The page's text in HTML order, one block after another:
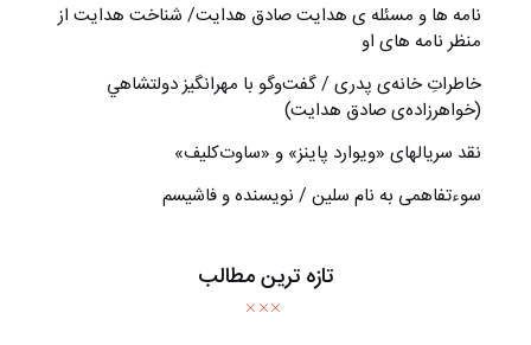
نامه ها و مسئله ی هدایت صادق هدایت/ شناخت هدایت از
منظر نامه های او
خاطراتِ خانه‌ی پدری / گفت‌وگو با مهرانگيز دولتشاهي
(خواهرزاده‌ی صادق هدايت)
نقد سریالهای «ویوارد پاینز» و «ساوت‌کلیف»
سوءتفاهمی به نام سلین / نویسنده و فاشیسم
تازه ترین مطالب